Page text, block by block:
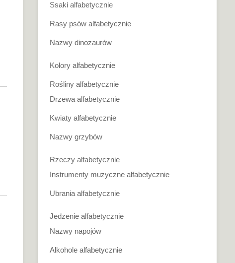
Ssaki alfabetycznie
Rasy psów alfabetycznie
Nazwy dinozaurów
Kolory alfabetycznie
Rośliny alfabetycznie
Drzewa alfabetycznie
Kwiaty alfabetycznie
Nazwy grzybów
Rzeczy alfabetycznie
Instrumenty muzyczne alfabetycznie
Ubrania alfabetycznie
Jedzenie alfabetycznie
Nazwy napojów
Alkohole alfabetycznie